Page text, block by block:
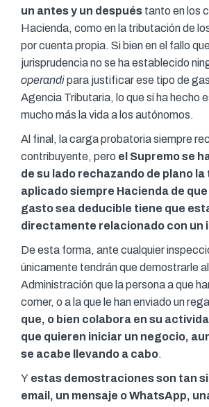
un antes y un después tanto en los
Hacienda, como en la tributación de
por cuenta propia. Si bien en el fallo
jurisprudencia no se ha establecido
operandipara justificar ese tipo de
Agencia Tributaria, lo que sí ha hecho
mucho más la vida a los autónomos.
Al final, la carga probatoria siempre
contribuyente, pero el Supremo se
de su lado rechazando de plano
aplicado siempre Hacienda de que
gasto sea deducible tiene que
directamente relacionado con un
De esta forma, ante cualquier
únicamente tendrán que demostrarle
Administración que la persona a que
comer, o a la que le han enviado un
que, o bien colabora en su
que quieren iniciar un negocio,
se acabe llevando a cabo.
Y estas demostraciones son tan
email, un mensaje o WhatsApp,